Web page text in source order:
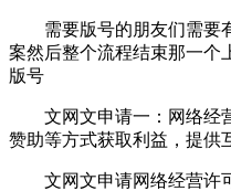
需要版号的朋友们需要有
案然后整个流程结束那一个
版号
文网文申请一：网络经营
赞助等方式获取利益，提供
文网文申请网络经营许可